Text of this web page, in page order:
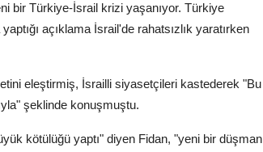
bir Türkiye-İsrail krizi yaşanıyor. Türkiye
açıklama İsrail'de rahatsızlık yaratırken
eleştirmiş, İsrailli siyasetçileri kastederek "Bu
şeklinde konuşmuştu.
kötülüğü yaptı" diyen Fidan, "yeni bir düşman